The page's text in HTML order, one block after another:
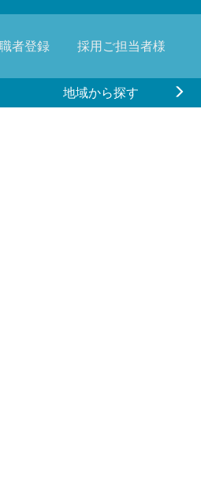
者登録 採用ご担当者様
地域から探す